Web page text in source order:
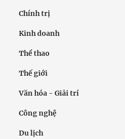
Chính trị
Kinh doanh
Thể thao
Thế giới
Văn hóa - Giải trí
Công nghệ
Du lịch